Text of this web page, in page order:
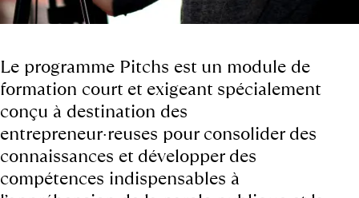
Le programme Pitchs est un module de
formation court et exigeant spécialement
conçu à destination des
entrepreneur·reuses pour consolider des
connaissances et développer des
compétences indispensables à